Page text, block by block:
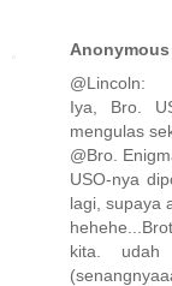
Anonymous
@Lincoln:
Iya, Bro.
mengulas
@Bro.
USO-nya
lagi, supaya
kita. udah